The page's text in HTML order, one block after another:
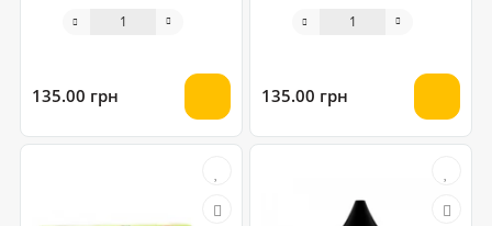
135.00 грн 135.00 грн